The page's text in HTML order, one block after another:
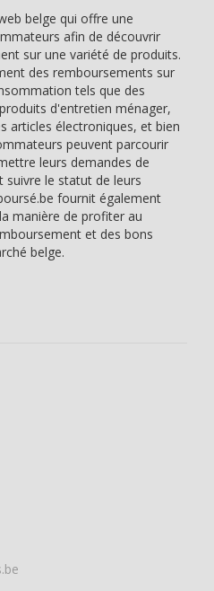
belge qui offre une
afin de découvrir
sur une variété de produits.
des remboursements sur
tels que des
d'entretien ménager,
articles électroniques, et bien
peuvent parcourir
leurs demandes de
le statut de leurs
fournit également
manière de profiter au
et des bons
belge.